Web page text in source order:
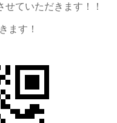
ていただきます！！
ます！